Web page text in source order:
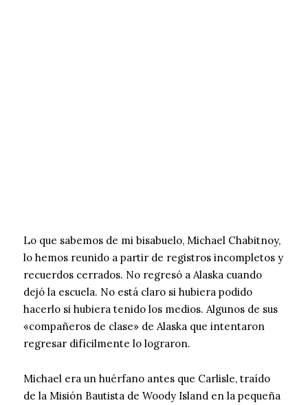
Lo que sabemos de mi bisabuelo, Michael Chabitnoy,
lo hemos reunido a partir de registros incompletos y
recuerdos cerrados. No regresó a Alaska cuando
dejó la escuela. No está claro si hubiera podido
hacerlo si hubiera tenido los medios. Algunos de sus
«compañeros de clase» de Alaska que intentaron
regresar difícilmente lo lograron.
Michael era un huérfano antes que Carlisle, traído
de la Misión Bautista de Woody Island en la pequeña